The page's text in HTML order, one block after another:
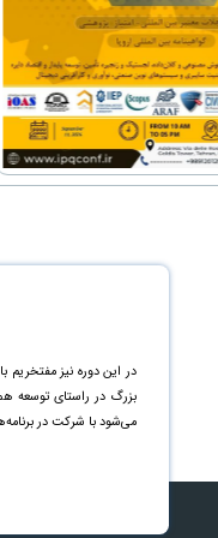
در این دوره نیز
بزرگ در راستای توسعه
می‌شود با شرکت در